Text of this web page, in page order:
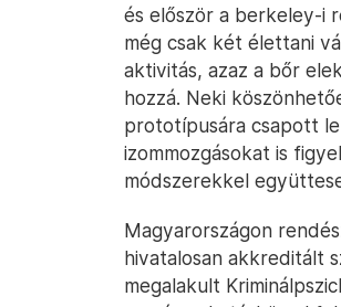
és először a berkeley-i
még csak két élettani
aktivitás, azaz a bőr
hozzá. Neki
prototípusára csapott le
izommozgásokat is
módszerekkel
Magyarországon
hivatalosan akkreditált
megalakult